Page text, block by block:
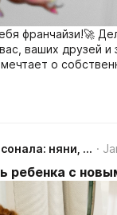
франчайзи!🚀
ваших друзей и
о
а именно
персонал!
GUESTIA агентство по подбору персонала: няни, домработницы, сиделки СПб/ Колпино/Рыбацкое
ребенка с